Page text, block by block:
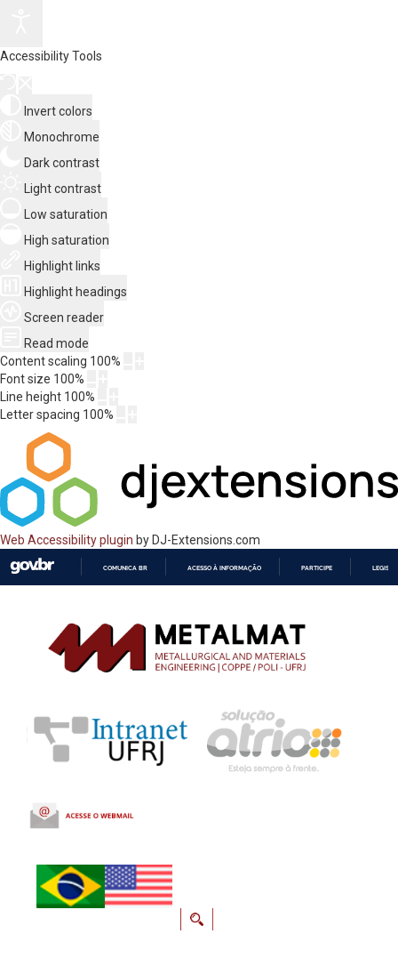
Accessibility Tools
Invert colors
Monochrome
Dark contrast
Light contrast
Low saturation
High saturation
Highlight links
Highlight headings
Screen reader
Read mode
Content scaling 100%
Font size 100%
Line height 100%
Letter spacing 100%
Web Accessibility plugin by DJ-Extensions.com
CONTEÚDO
COMUNICA BR ACESSO À INFORMAÇÃO PARTICIPE